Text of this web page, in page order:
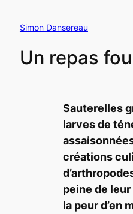
Simon Dansereau
Un repas
Sauterelles
larves de
créations
peine de
la peur d’en